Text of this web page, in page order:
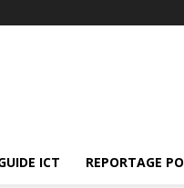
ICT REPORTAGE